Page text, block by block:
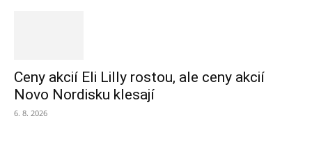
Ceny akcií Eli Lilly rostou, ale ceny akcií
Novo Nordisku klesají
6. 8. 2026